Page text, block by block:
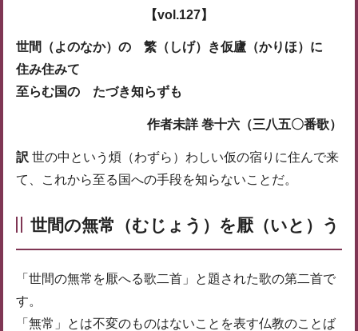
【vol.127】
世間（よのなか）の 繁（しげ）き仮廬（かりほ）に
住み住みて
至らむ国の たづき知らずも
作者未詳 巻十六（三八五〇番歌）
訳 世の中という煩（わずら）わしい仮の宿りに住んで来
て、これから至る国への手段を知らないことだ。
世間の無常（むじょう）を厭（いと）う
「世間の無常を厭へる歌二首」と題された歌の第二首で
す。
「無常」とは不変のものはないことを表す仏教のことば